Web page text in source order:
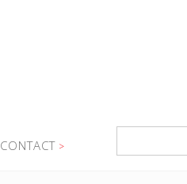
CONTACT